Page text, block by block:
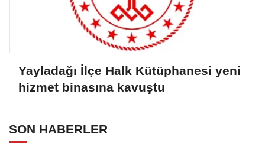
Yayladağı İlçe Halk Kütüphanesi yeni
hizmet binasına kavuştu
SON HABERLER